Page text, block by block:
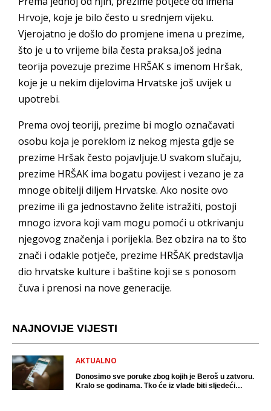
Hrvoje, koje je bilo često u srednjem vijeku.
Vjerojatno je došlo do promjene imena u prezime,
što je u to vrijeme bila česta praksa.Još jedna
teorija povezuje prezime HRŠAK s imenom Hršak,
koje je u nekim dijelovima Hrvatske još uvijek u
upotrebi.
Prema ovoj teoriji, prezime bi moglo označavati
osobu koja je poreklom iz nekog mjesta gdje se
prezime Hršak često pojavljuje.U svakom slučaju,
prezime HRŠAK ima bogatu povijest i vezano je za
mnoge obitelji diljem Hrvatske. Ako nosite ovo
prezime ili ga jednostavno želite istražiti, postoji
mnogo izvora koji vam mogu pomoći u otkrivanju
njegovog značenja i porijekla. Bez obzira na to što
znači i odakle potječe, prezime HRŠAK predstavlja
dio hrvatske kulture i baštine koji se s ponosom
čuva i prenosi na nove generacije.
NAJNOVIJE VIJESTI
AKTUALNO
Donosimo sve poruke zbog kojih je Beroš u zatvoru.
Kralo se godinama. Tko će iz vlade biti sljedeći